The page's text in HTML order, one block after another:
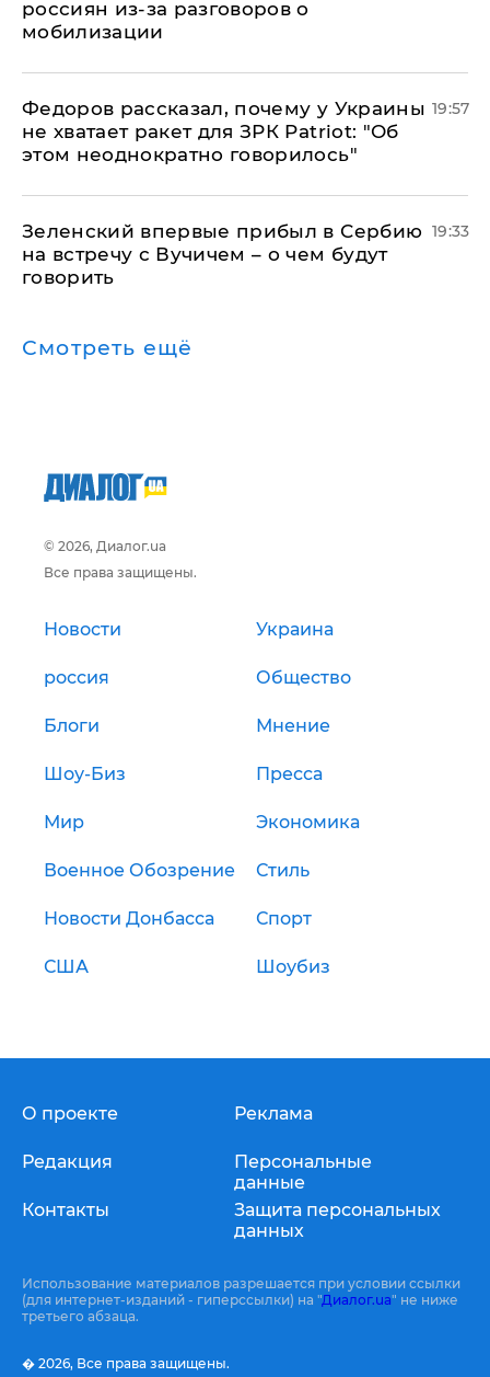
россиян из-за разговоров о
мобилизации
Федоров рассказал, почему у Украины
не хватает ракет для ЗРК Patriot: "Об
этом неоднократно говорилось"
19:57
Зеленский впервые прибыл в Сербию
на встречу с Вучичем – о чем будут
говорить
19:33
Смотреть ещё
© 2026, Диалог.ua
Все права защищены.
Новости Украина
россия Общество
Блоги Мнение
Шоу-Биз Пресса
Мир Экономика
Военное Обозрение Стиль
Новости Донбасса Спорт
США Шоубиз
О проекте
Редакция
Контакты
Реклама
Персональные
данные
Защита персональных
данных
Использование материалов разрешается при условии ссылки
(для интернет-изданий - гиперссылки) на "Диалог.ua" не ниже
третьего абзаца.
� 2026, Все права защищены.